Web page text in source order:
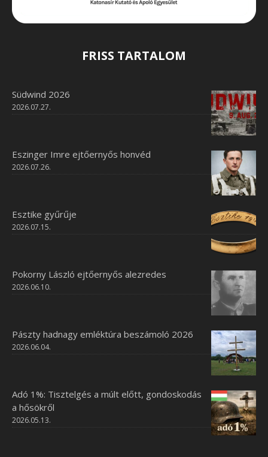
FRISS TARTALOM
Südwind 2026
2026.07.27.
Eszinger Imre ejtőernyős honvéd
2026.07.26.
Esztike gyűrűje
2026.07.15.
Pokorny László ejtőernyős alezredes
2026.06.10.
Pászty hadnagy emléktúra beszámoló 2026
2026.06.04.
Adó 1%: Tisztelgés a múlt előtt, gondoskodás
a hősökről
2026.05.13.